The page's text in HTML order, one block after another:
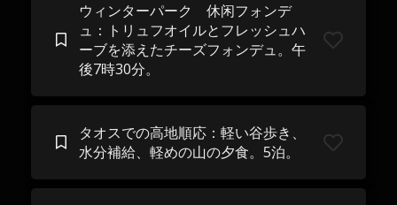
ウィンターパーク 休闲フォンデ
ュ：トリュフオイルとフレッシュハ
ーブを添えたチーズフォンデュ。午
後7時30分。
タオスでの高地順応：軽い谷歩き、
水分補給、軽めの山の夕食。5泊。